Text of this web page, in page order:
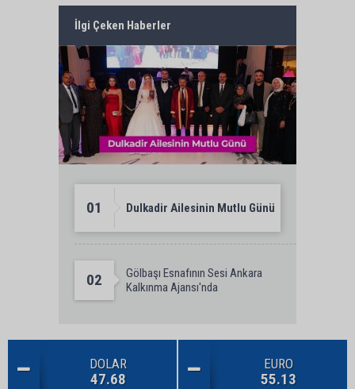
İlgi Çeken Haberler
01 Dulkadir Ailesinin Mutlu Günü
02
Gölbaşı Esnafının Sesi Ankara
Kalkınma Ajansı'nda
DOLAR
47.68
EURO
55.13